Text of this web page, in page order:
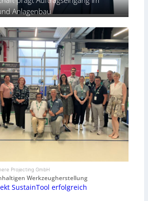
Anlagenbau
Projecting GmbH
Werkzeugherstellung
SustainTool erfolgreich